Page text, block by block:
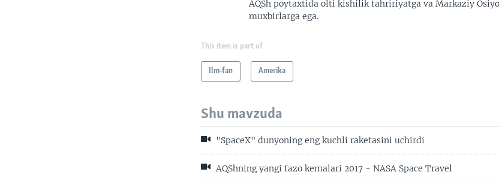
AQSh poytaxtida olti kishilik tahririyatga va Markaziy
muxbirlarga ega.
This item is part of
Ilm-fan Amerika
Shu mavzuda
"SpaceX" dunyoning eng kuchli raketasini uchirdi
AQShning yangi fazo kemalari 2017 - NASA Space Travel